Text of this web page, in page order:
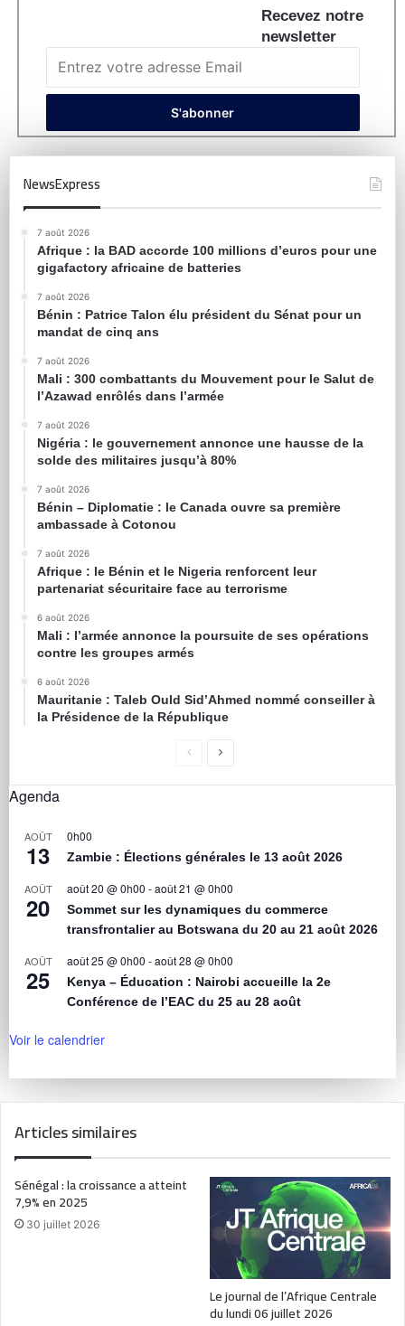
Recevez notre
newsletter
NewsExpress
7 août 2026
Afrique : la BAD accorde 100 millions d’euros pour une
gigafactory africaine de batteries
7 août 2026
Bénin : Patrice Talon élu président du Sénat pour un
mandat de cinq ans
7 août 2026
Mali : 300 combattants du Mouvement pour le Salut de
l’Azawad enrôlés dans l’armée
7 août 2026
Nigéria : le gouvernement annonce une hausse de la
solde des militaires jusqu’à 80%
7 août 2026
Bénin – Diplomatie : le Canada ouvre sa première
ambassade à Cotonou
7 août 2026
Afrique : le Bénin et le Nigeria renforcent leur
partenariat sécuritaire face au terrorisme
6 août 2026
Mali : l’armée annonce la poursuite de ses opérations
contre les groupes armés
6 août 2026
Mauritanie : Taleb Ould Sid’Ahmed nommé conseiller à
la Présidence de la République
Agenda
AOÛT
13
0h00
Zambie : Élections générales le 13 août 2026
AOÛT
20
août 20 @ 0h00 -août 21 @ 0h00
Sommet sur les dynamiques du commerce
transfrontalier au Botswana du 20 au 21 août 2026
AOÛT
25
août 25 @ 0h00 -août 28 @ 0h00
Kenya – Éducation : Nairobi accueille la 2e
Conférence de l’EAC du 25 au 28 août
Voir le calendrier
Articles similaires
Sénégal : la croissance a atteint
7,9% en 2025
30 juillet 2026
Le journal de l’Afrique Centrale
du lundi 06 juillet 2026